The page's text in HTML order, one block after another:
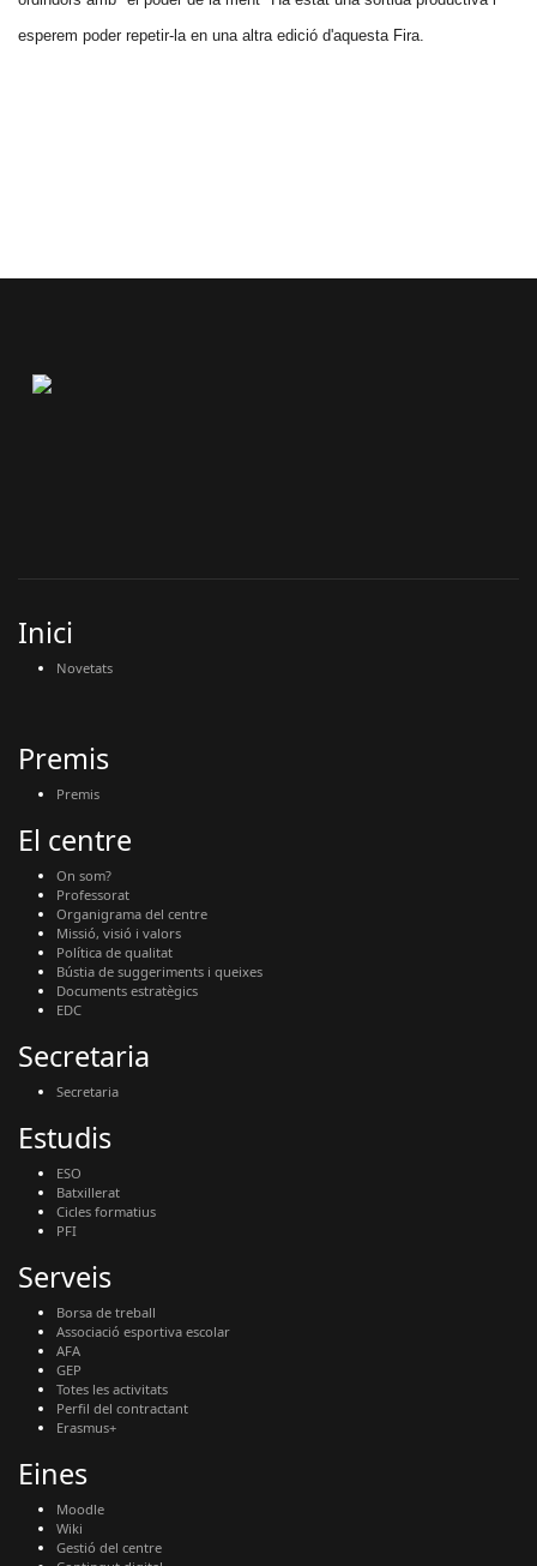
esperem poder repetir-la en una altra edició d'aquesta Fira.
Inici
Novetats
Premis
Premis
El centre
On som?
Professorat
Organigrama del centre
Missió, visió i valors
Política de qualitat
Bústia de suggeriments i queixes
Documents estratègics
EDC
Secretaria
Secretaria
Estudis
ESO
Batxillerat
Cicles formatius
PFI
Serveis
Borsa de treball
Associació esportiva escolar
AFA
GEP
Totes les activitats
Perfil del contractant
Erasmus+
Eines
Moodle
Wiki
Gestió del centre